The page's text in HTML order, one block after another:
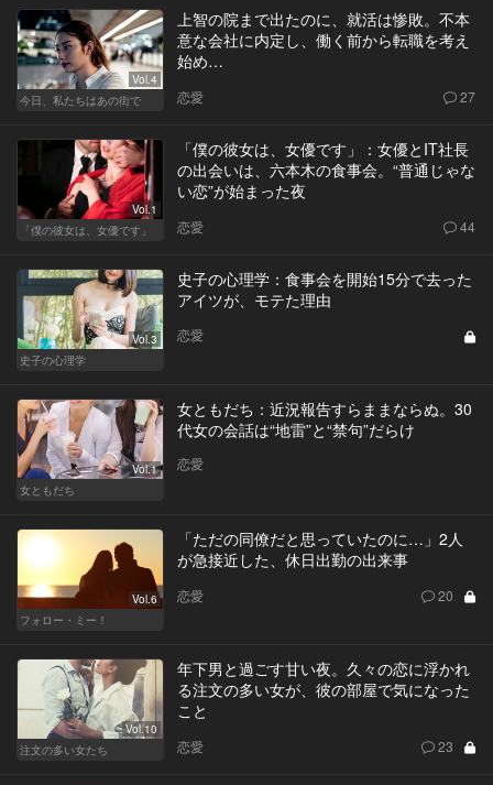
Vol.4
今日、私たちはあの街で
上智の院まで出たのに、就活は惨敗。不本
意な会社に内定し、働く前から転職を考え
始め…
恋愛 27
Vol.1
「僕の彼女は、女優です」
「僕の彼女は、女優です」：女優とIT社長
の出会いは、六本木の食事会。“普通じゃな
い恋”が始まった夜
恋愛 44
Vol.3
史子の心理学
史子の心理学：食事会を開始15分で去った
アイツが、モテた理由
恋愛
Vol.1
女ともだち
女ともだち：近況報告すらままならぬ。30
代女の会話は“地雷”と“禁句”だらけ
恋愛
Vol.6
フォロー・ミー！
「ただの同僚だと思っていたのに…」2人
が急接近した、休日出勤の出来事
恋愛 20
Vol.10
注文の多い女たち
年下男と過ごす甘い夜。久々の恋に浮かれ
る注文の多い女が、彼の部屋で気になった
こと
恋愛 23